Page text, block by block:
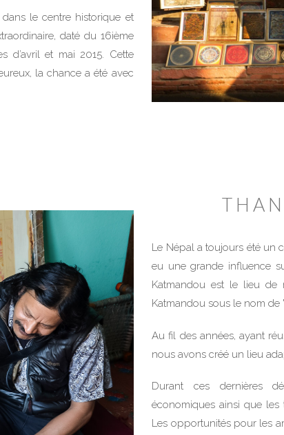
le centre historique et
daté du 16ième
d’avril et mai 2015. Cette
la chance a été avec
Le Népal a toujours été un
eu une grande influence
Katmandou est le lieu de
Katmandou sous le nom de
Au fil des années, ayant
nous avons créé un lieu
Durant ces dernières
économiques ainsi que
Les opportunités pour les